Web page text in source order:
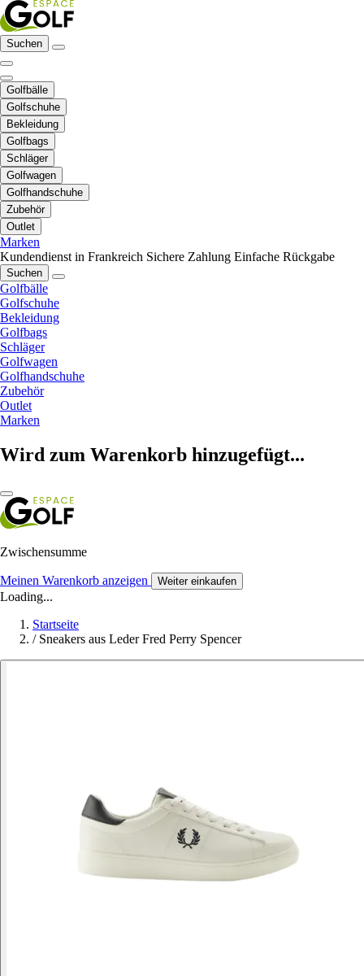
Suchen
Golfbälle
Golfschuhe
Bekleidung
Golfbags
Schläger
Golfwagen
Golfhandschuhe
Zubehör
Outlet
Marken
Kundendienst in Frankreich Sichere Zahlung Einfache Rückgabe
Suchen
Golfbälle
Golfschuhe
Bekleidung
Golfbags
Schläger
Golfwagen
Golfhandschuhe
Zubehör
Outlet
Marken
Wird zum Warenkorb hinzugefügt...
Zwischensumme
Meinen Warenkorb anzeigen Weiter einkaufen
Loading...
Startseite
/ Sneakers aus Leder Fred Perry Spencer